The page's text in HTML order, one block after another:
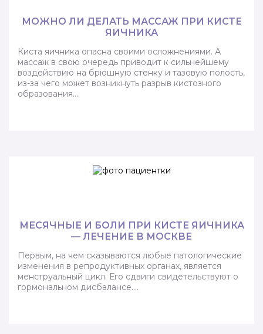
МОЖНО ЛИ ДЕЛАТЬ МАССАЖ ПРИ КИСТЕ
ЯИЧНИКА
Киста яичника опасна своими осложнениями. А
массаж в свою очередь приводит к сильнейшему
воздействию на брюшную стенку и тазовую полость,
из-за чего может возникнуть разрыв кистозного
образования….
МЕСЯЧНЫЕ И БОЛИ ПРИ КИСТЕ ЯИЧНИКА
— ЛЕЧЕНИЕ В МОСКВЕ
Первым, на чем сказываются любые патологические
изменения в репродуктивных органах, является
менструальный цикл. Его сдвиги свидетельствуют о
гормональном дисбалансе….